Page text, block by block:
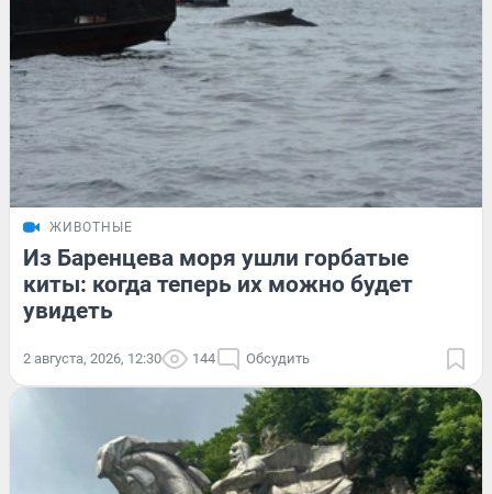
ЖИВОТНЫЕ
Из Баренцева моря ушли горбатые
киты: когда теперь их можно будет
увидеть
2 августа, 2026, 12:30 144 Обсудить